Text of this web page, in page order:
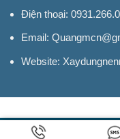
Điện thoại:
Email:
Website:
Hỗ trợ kỹ